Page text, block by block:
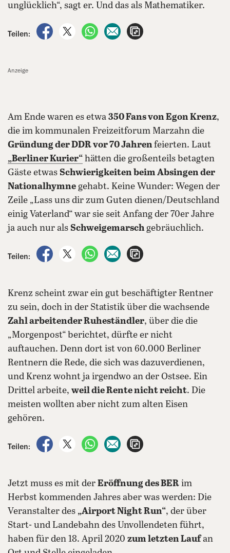
unglücklich“, sagt er. Und das als Mathematiker.
Teilen:
auf Facebook teilen
auf X teilenper WhatsApp teilen
per E-Mail teilen
Anzeige
Am Ende waren es etwa 350 Fans von Egon Krenz,
die im kommunalen Freizeitforum Marzahn die
Gründung der DDR vor 70 Jahrenfeierten. Laut
„Berliner Kurier“ hätten die großenteils betagten
Gäste etwas Schwierigkeiten beim Absingen der
Nationalhymne gehabt. Keine Wunder: Wegen der
Zeile „Lass uns dir zum Guten dienen/Deutschland
einig Vaterland“ war sie seit Anfang der 70er Jahre
ja auch nur als Schweigemarschgebräuchlich.
Teilen:
auf Facebook teilen
auf X teilenper WhatsApp teilen
per E-Mail teilen
Krenz scheint zwar ein gut beschäftigter Rentner
zu sein, doch in der Statistik über die wachsende
Zahl arbeitender Ruheständler, über die die
„Morgenpost“ berichtet, dürfte er nicht
auftauchen. Denn dort ist von 60.000 Berliner
Rentnern die Rede, die sich was dazuverdienen,
und Krenz wohnt ja irgendwo an der Ostsee. Ein
Drittel arbeite, weil die Rente nicht reicht. Die
meisten wollten aber nicht zum alten Eisen
gehören.
Teilen:
auf Facebook teilen
auf X teilenper WhatsApp teilen
per E-Mail teilen
Jetzt muss es mit der Eröffnung des BER im
Herbst kommenden Jahres aber was werden: Die
Veranstalter des „Airport Night Run“, der über
Start- und Landebahn des Unvollendeten führt,
haben für den 18. April 2020 zum letzten Laufan